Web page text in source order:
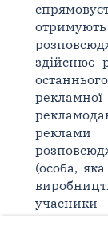
здійснює
реклами
(особа,
учасники